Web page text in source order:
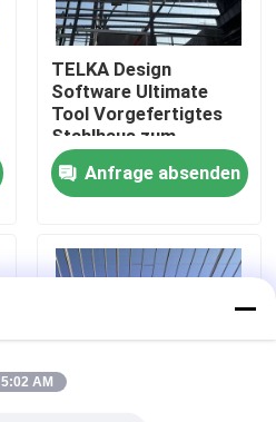
TELKA Design
Software Ultimate
Tool Vorgefertigtes
Stahlhaus zum
Entwerfen von
Wohnhäusern aus
Stahl
Anfrage absenden
5:02 AM